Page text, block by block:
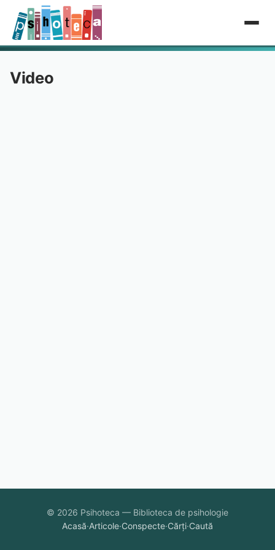
Video
© 2026 Psihoteca — Biblioteca de psihologie
Acasă·Articole·Conspecte·Cărți·Caută